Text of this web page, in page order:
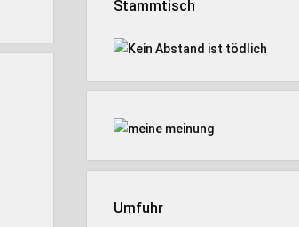
Stammtisch
Umfuhr